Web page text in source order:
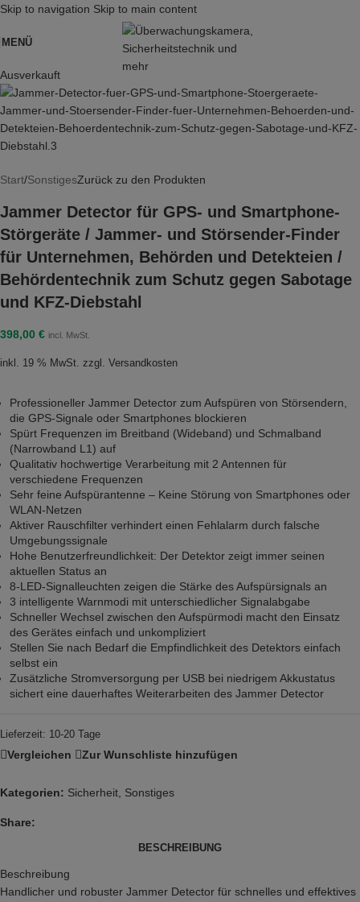
Skip to navigation Skip to main content
MENÜ
Ausverkauft
Start/SonstigesZurück zu den Produkten
Jammer Detector für GPS- und Smartphone-
Störgeräte / Jammer- und Störsender-Finder
für Unternehmen, Behörden und Detekteien /
Behördentechnik zum Schutz gegen Sabotage
und KFZ-Diebstahl
398,00 € incl. MwSt.
inkl. 19 % MwSt. zzgl. Versandkosten
Professioneller Jammer Detector zum Aufspüren von Störsendern,
die GPS-Signale oder Smartphones blockieren
Spürt Frequenzen im Breitband (Wideband) und Schmalband
(Narrowband L1) auf
Qualitativ hochwertige Verarbeitung mit 2 Antennen für
verschiedene Frequenzen
Sehr feine Aufspürantenne – Keine Störung von Smartphones oder
WLAN-Netzen
Aktiver Rauschfilter verhindert einen Fehlalarm durch falsche
Umgebungssignale
Hohe Benutzerfreundlichkeit: Der Detektor zeigt immer seinen
aktuellen Status an
8-LED-Signalleuchten zeigen die Stärke des Aufspürsignals an
3 intelligente Warnmodi mit unterschiedlicher Signalabgabe
Schneller Wechsel zwischen den Aufspürmodi macht den Einsatz
des Gerätes einfach und unkompliziert
Stellen Sie nach Bedarf die Empfindlichkeit des Detektors einfach
selbst ein
Zusätzliche Stromversorgung per USB bei niedrigem Akkustatus
sichert eine dauerhaftes Weiterarbeiten des Jammer Detector
Lieferzeit: 10-20 Tage
Vergleichen Zur Wunschliste hinzufügen
Kategorien: Sicherheit Sonstiges
Share:
BESCHREIBUNG
Beschreibung
Handlicher und robuster Jammer Detector für schnelles und effektives